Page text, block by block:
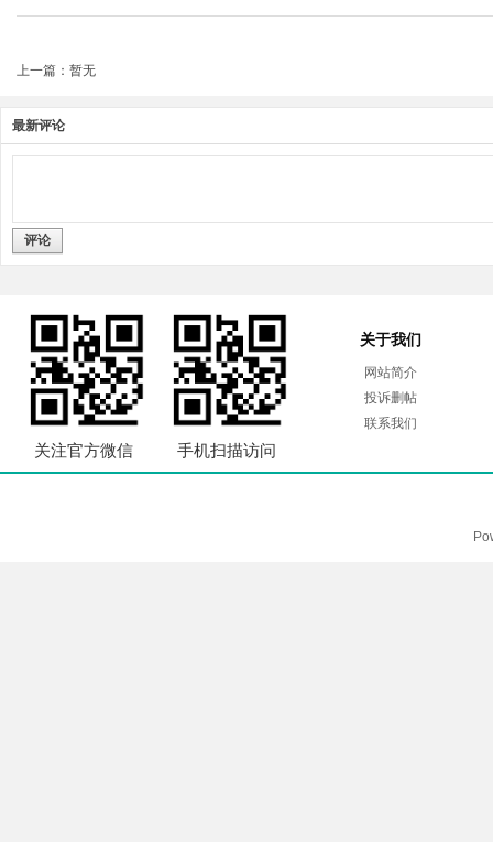
上一篇：暂无
最新评论
评论
关注官方微信 手机扫描访问
关于我们
网站简介
投诉删帖
联系我们